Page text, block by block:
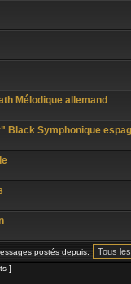
Mélodique allemand
Black Symphonique
postés depuis:
]